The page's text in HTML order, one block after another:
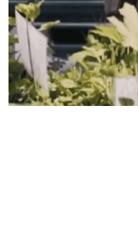
Przypisy
Zhang H, Deng Y, Ma K, Yin
indicators of dry eye after
Graefes Arch Clin Exp